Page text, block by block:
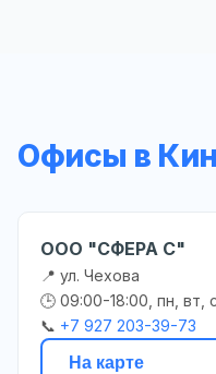
Офисы в
ООО "СФЕРА С"
📍 ул. Чехова
🕒 09:00-18:00, пн, вт,
📞 +7 927 203-39-73
На карте